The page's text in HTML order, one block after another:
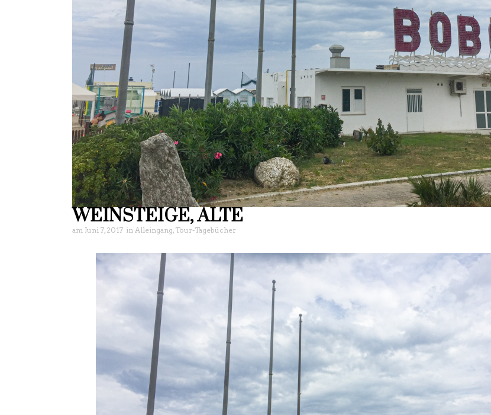
WEINSTEIGE, ALTE
am Juni 7, 2017 in Alleingang, Tour-Tagebücher